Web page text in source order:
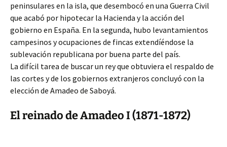
peninsulares en la isla, que desembocó en una Guerra Civil
que acabó por hipotecar la Hacienda y la acción del
gobierno en España. En la segunda, hubo levantamientos
campesinos y ocupaciones de fincas extendíéndose la
sublevación republicana por buena parte del país.
La difícil tarea de buscar un rey que obtuviera el respaldo de
las cortes y de los gobiernos extranjeros concluyó con la
elección de Amadeo de Saboyá.
El reinado de Amadeo I (1871-1872)